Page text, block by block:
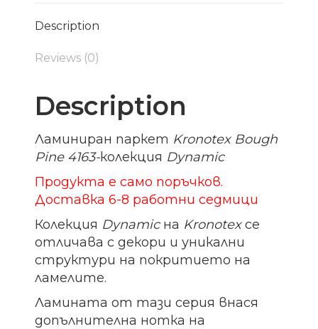
Description
Reviews (0)
Description
Ламиниран паркет Kronotex Bough
Pine 4163-колекция Dynamic
Продукта е само поръчков.
Доставка 6-8 работни седмици
Колекция Dynamicна Kronotexсе
отличава с декори и уникални
структури на покритието на
ламелите.
Ламината от тази серия внася
допълнителна нотка на